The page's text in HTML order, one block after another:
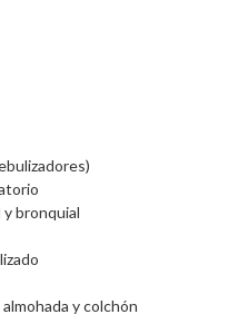
bronquial
y colchón